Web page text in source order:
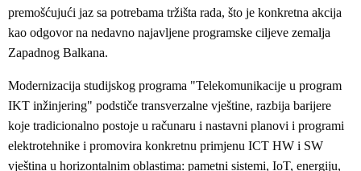
premošćujući jaz sa potrebama tržišta rada, što je konkretna akcija
kao odgovor na nedavno najavljene programske ciljeve zemalja
Zapadnog Balkana.
Modernizacija studijskog programa "Telekomunikacije u program
IKT inžinjering" podstiče transverzalne vještine, razbija barijere
koje tradicionalno postoje u računaru i nastavni planovi i programi
elektrotehnike i promovira konkretnu primjenu ICT HW i SW
vještina u horizontalnim oblastima: pametni sistemi, IoT, energiju,